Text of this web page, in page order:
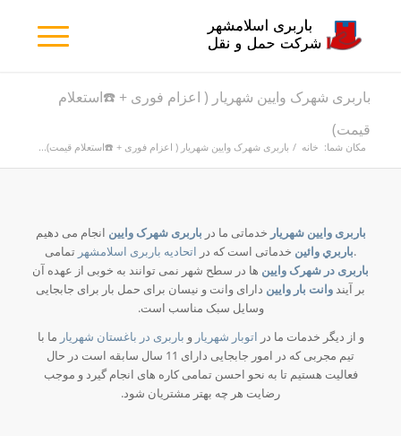
باربری شهرک وایین شهریار ( اعزام فوری + ☎️استعلام
قیمت)
مکان شما: خانه / باربری شهرک وایین شهریار ( اعزام فوری + ☎️استعلام قیمت)...
باربری وایین شهریار خدماتی ما در باربری شهرک وایین انجام می دهیم
.باربري وائین خدماتی است که در اتحادیه باربری اسلامشهر تمامی
باربری در شهرک وایین ها در سطح شهر نمی توانند به خوبی از عهده آن
بر آیندوانت بار وایین دارای وانت و نیسان برای حمل بار برای جابجایی
وسایل سبک مناسب است.
و از دیگر خدمات ما در اتوبار شهریار و باربری در باغستان شهریار ما با
تیم مجربی که در امور جابجایی دارای 11 سال سابقه است در حال
فعالیت هستیم تا به نحو احسن تمامی کاره های انجام گیرد و موجب
رضایت هر چه بهتر مشتریان شود.